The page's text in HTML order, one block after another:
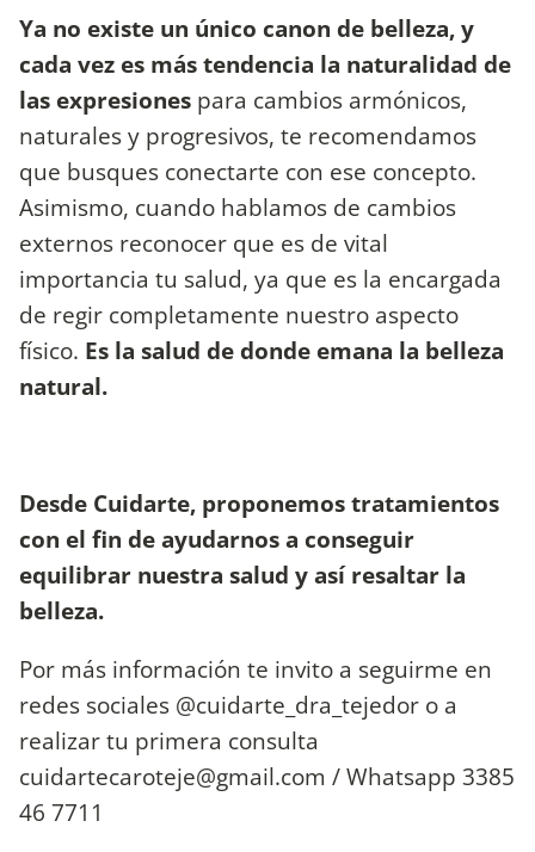
Ya no existe un único canon de belleza, y
cada vez es más tendencia la naturalidad de
las expresiones para cambios armónicos,
naturales y progresivos, te recomendamos
que busques conectarte con ese concepto.
Asimismo, cuando hablamos de cambios
externos reconocer que es de vital
importancia tu salud, ya que es la encargada
de regir completamente nuestro aspecto
físico. Es la salud de donde emana la belleza
natural.
Desde Cuidarte, proponemos tratamientos
con el fin de ayudarnos a conseguir
equilibrar nuestra salud y así resaltar la
belleza.
Por más información te invito a seguirme en
redes sociales @cuidarte_dra_tejedor o a
realizar tu primera consulta
cuidartecaroteje@gmail.com / Whatsapp 3385
46 7711